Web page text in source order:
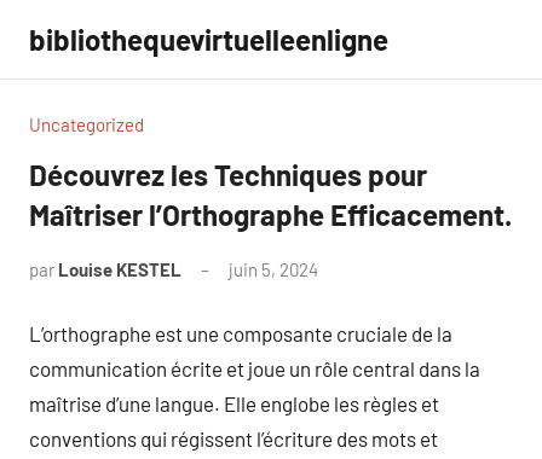
contenu
bibliothequevirtuelleenligne
Uncategorized
Découvrez les Techniques pour
Maîtriser l’Orthographe Efficacement.
par Louise KESTEL juin 5, 2024
L’orthographe est une composante cruciale de la
communication écrite et joue un rôle central dans la
maîtrise d’une langue. Elle englobe les règles et
conventions qui régissent l’écriture des mots et